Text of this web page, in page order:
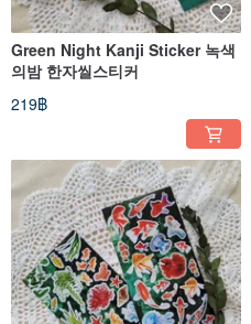
Green Night Kanji Sticker 녹색
의밤 한자씰스티커
219฿